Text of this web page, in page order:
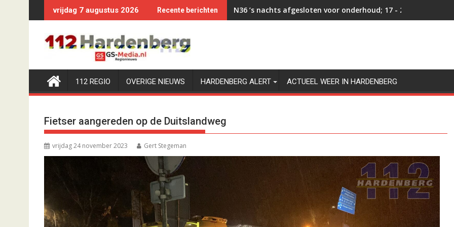
naar
inhoud
vrijdag 7 augustus 2026 Recente berichten N36 ’s nachts afgesloten voor onderhoud; 17 - 20 augustus
112 REGIO OVERIGE NIEUWS HARDENBERG ALERT ACTUEEL WEER IN HARDENBERG
Fietser aangereden op de Duitslandweg
vrijdag 24 november 2023 Gert Stegeman